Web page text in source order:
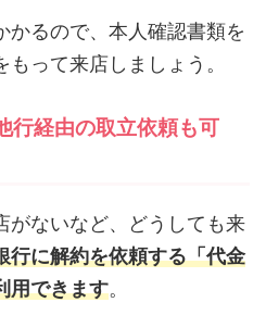
かるので、本人確認書類を
って来店しましょう。
行経由の取立依頼も可
がないなど、どうしても来
行に解約を依頼する「代金
用できます。